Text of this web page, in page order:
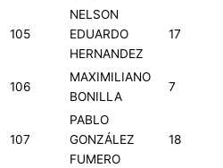
105
NELSON
EDUARDO
HERNANDEZ
17
106
MAXIMILIANO
BONILLA
7
107
PABLO
GONZÁLEZ
FUMERO
18